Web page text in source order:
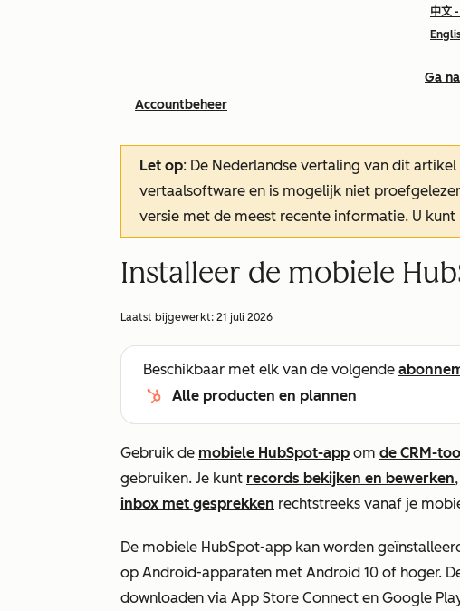
中文
Ga
Accountbeheer
Let op: De Nederlandse vertaling van dit
vertaalsoftware en is mogelijk niet
versie met de meest recente informatie. U kunt
Installeer de mobiele
Laatst bijgewerkt: 21 juli 2026
Beschikbaar met elk van de volgende
Alle producten en plannen
Gebruik de mobiele HubSpot-app om de CRM-
gebruiken. Je kunt records bekijken en bewerken,
inbox met gesprekken rechtstreeks vanaf je
De mobiele HubSpot-app kan worden
op Android-apparaten met Android 10 of hoger.
downloaden via App Store Connect en Google